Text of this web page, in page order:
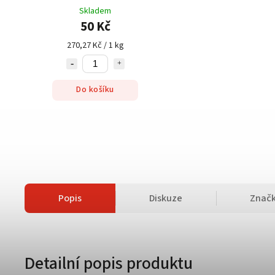
Skladem
50 Kč
270,27 Kč / 1 kg
Do košíku
Popis Diskuze
Detailní popis produktu